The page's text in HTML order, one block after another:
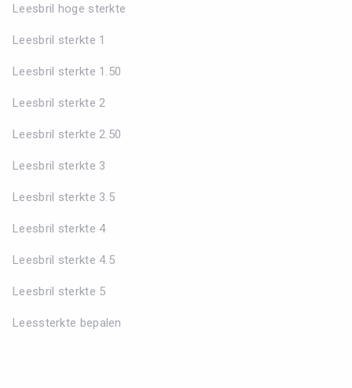
Leesbril hoge sterkte
Leesbril sterkte 1
Leesbril sterkte 1.50
Leesbril sterkte 2
Leesbril sterkte 2.50
Leesbril sterkte 3
Leesbril sterkte 3.5
Leesbril sterkte 4
Leesbril sterkte 4.5
Leesbril sterkte 5
Leessterkte bepalen